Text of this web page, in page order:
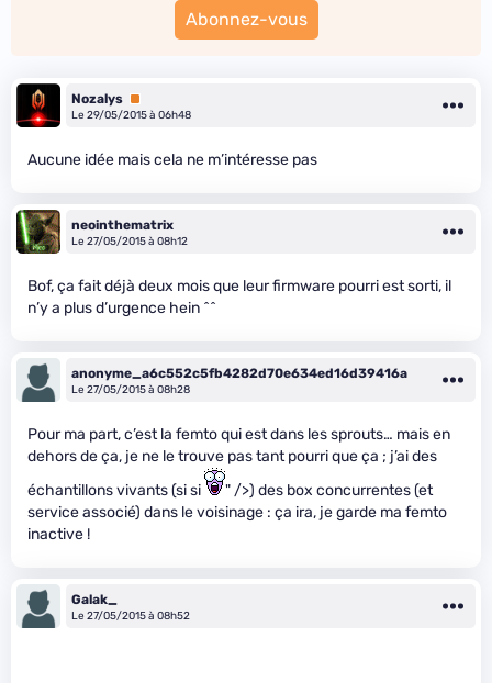
Abonnez-vous
Nozalys Premium
Le 29/05/2015 à 06h48
Aucune idée mais cela ne m’intéresse pas
neointhematrix
Le 27/05/2015 à 08h12
Bof, ça fait déjà deux mois que leur firmware pourri est sorti, il
n’y a plus d’urgence hein ^^
anonyme_a6c552c5fb4282d70e634ed16d39416a
Le 27/05/2015 à 08h28
Pour ma part, c’est la femto qui est dans les sprouts… mais en
dehors de ça, je ne le trouve pas tant pourri que ça ; j’ai des
échantillons vivants (si si
" />) des box concurrentes (et
service associé) dans le voisinage : ça ira, je garde ma femto
inactive !
Galak_
Le 27/05/2015 à 08h52